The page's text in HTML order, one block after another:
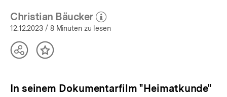
Christian Bäucker
(Mehr zum Autor)
öffnen
12.12.2023 / 8 Minuten zu lesen
TeilenInhalt
In seinem Dokumentarfilm "Heimatkunde"